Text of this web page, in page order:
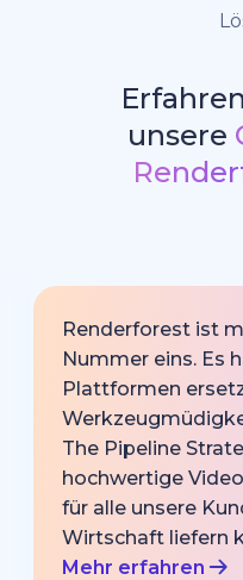
unsere
Renderforest ist
Nummer eins. Es
Plattformen
The Pipeline
hochwertige
für alle unsere
Wirtschaft liefern
Mehr erfahren